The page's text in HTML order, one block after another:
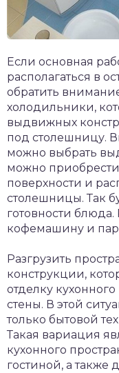
Если основная
располагаться в
обратить
холодильники,
выдвижных
под столешницу.
можно выбрать
можно
поверхности и
столешницы. Так
готовности
кофемашину и
Разгрузить
конструкции,
отделку
стены. В этой
только бытовой
Такая вариация
кухонного
гостиной, а